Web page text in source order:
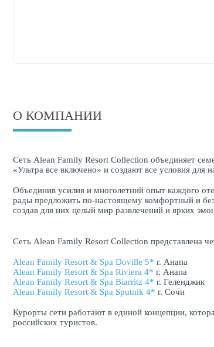
О КОМПАНИИ
Сеть Alean Family Resort Collection объединяет
«Ультра все включено» и создают все условия
Объединив усилия и многолетний опыт каждого
рады предложить по-настоящему комфортный и
создав для них целый мир развлечений и ярких
Сеть Alean Family Resort Collection представлена
Alean Family Resort & Spa Doville 5* г. Анапа
Alean Family Resort & Spa Riviera 4* г. Анапа
Alean Family Resort & Spa Biarritz 4* г. Геленджик
Alean Family Resort & Spa Sputnik 4* г. Сочи
Курорты сети работают в единой концепции,
российских туристов.